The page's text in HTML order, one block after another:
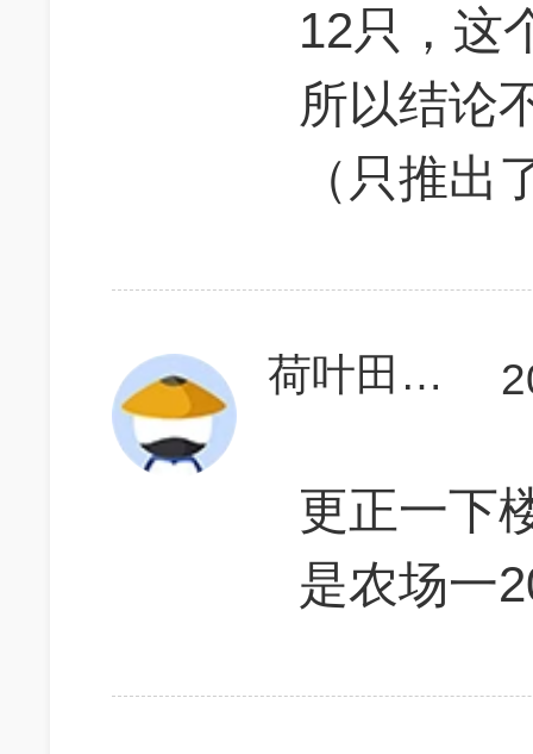
12只，这
所以结论
（只推
荷叶田田731
更正一下
是农场一